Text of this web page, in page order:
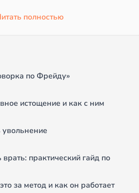
полностью
по Фрейду»
истощение и как с ним
врать: практический гайд по
за метод и как он работает